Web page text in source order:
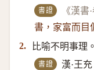
書證 《漢書
書，家富而目
2.
比喻不明事理。
書證 漢·王充